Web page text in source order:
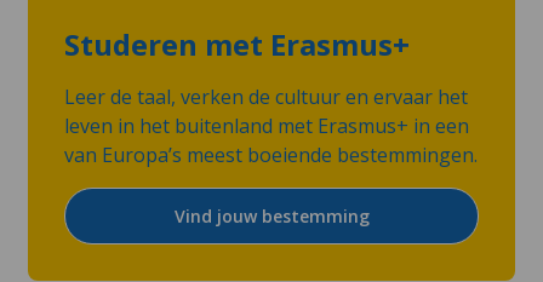
Studeren met Erasmus+
Leer de taal, verken de cultuur en ervaar het
leven in het buitenland met Erasmus+ in een
van Europa’s meest boeiende bestemmingen.
Vind jouw bestemming